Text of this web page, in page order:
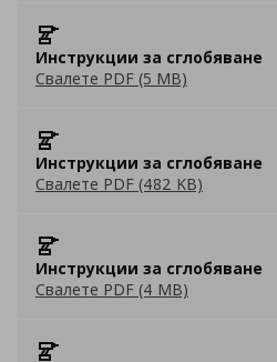
Инструкции за сглобяване
Свалете PDF (5 MB)
Инструкции за сглобяване
Свалете PDF (482 KB)
Инструкции за сглобяване
Свалете PDF (4 MB)